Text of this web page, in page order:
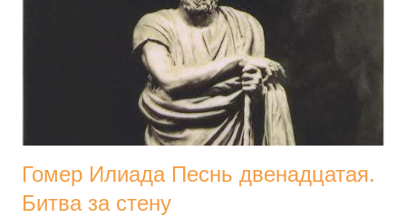
κυανοπρῴροιο ἴκμενον οὖρον ἵει πλησίστιον, ἐσθλὸν ἑταῖρον,
Κίρκη εὐπλόκαμος, δει...
Гомер Илиада Песнь двенадцатая.
Битва за стену